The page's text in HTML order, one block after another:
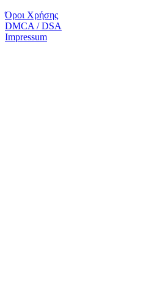
Όροι Χρήσης
DMCA / DSA
Impressum